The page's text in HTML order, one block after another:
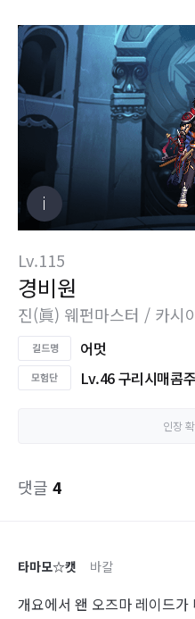
Lv.115
경비원
진(眞) 웨펀마스터 / 카시
어멋
Lv.46 구리시매콤
인장
댓글 4
타마모☆캣 바칼
개요에서 왠 오즈마 레이드가